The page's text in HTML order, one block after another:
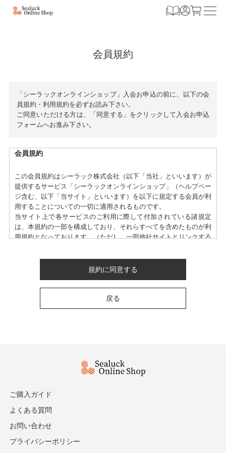
会員規約
「シーラックオンラインショップ」入会お申込の前に、以下の会
員規約・利用規約を必ずお読み下さい。
ご同意いただける方は、「同意する」をクリックして入会お申込
フォームへお進み下さい。
会員規約
この会員規約はシーラック株式会社（以下「当社」といいます）が
提供するサービス「シーラックオンラインショップ」（ヘルプペー
ジ含む、以下「当サイト」といいます）を以下に規定する会員が利
用することについての一切に適用されるものです。
当サイト上で各サービスのご利用に際して付加されている諸規定
は、本規約の一部を構成しており、それらすべてを含めたものが利
用規約となっております。（ただし、一部他社サイトとリンクする
ク先の規約に従うものとします）
本規約の変更にご注意下さい
1. 当社は、会員の了承を得ることなく本規約を随時変更すること
ができるものとし、会員はこれを承諾します。
2. 前項の変更については、当サイト上に1ヵ月間表示した時点で、
は、会員に対し随時必要な事項を通知します。
2. 前項の通知は、当サイト上に表示した時点で全ての会員に通知
会員登録について
なお会員登録は無料です。
※ログインには、会員登録時に入力したメールアドレスおよびパス
規約に同意する
戻る
ご購入ガイド
よくある質問
お問い合わせ
プライバシーポリシー